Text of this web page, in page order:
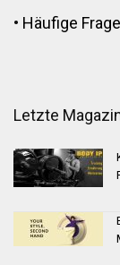
• Häufige
Letzte